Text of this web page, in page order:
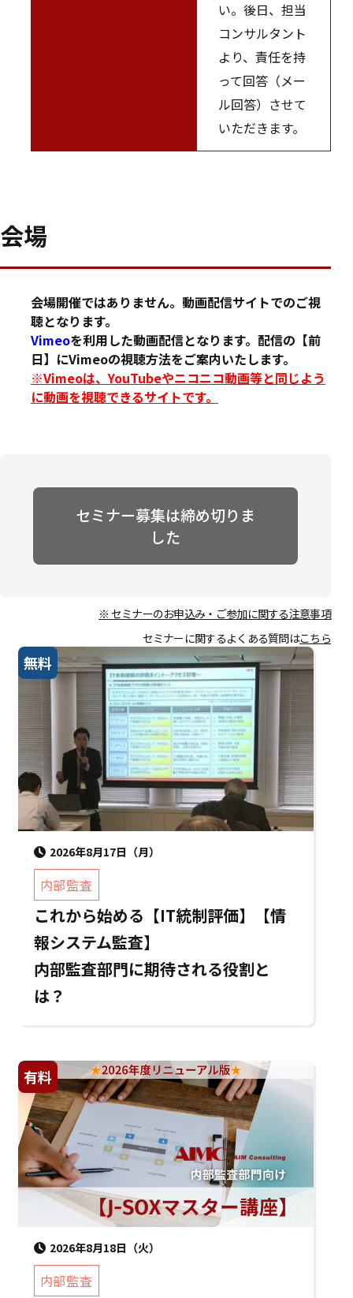
い。後日、担当
コンサルタント
より、責任を持
って回答（メー
ル回答）させて
いただきます。
会場
会場開催ではありません。動画配信サイトでのご視
聴となります。
Vimeoを利用した動画配信となります。配信の【前
日】にVimeoの視聴方法をご案内いたします。
※Vimeoは、YouTubeやニコニコ動画等と同じよう
に動画を視聴できるサイトです。
セミナー募集は締め切りま
した
※ セミナーのお申込み・ご参加に関する注意事項
セミナーに関するよくある質問はこちら
無料
2026年8月17日（月）
内部監査
これから始める【IT統制評価】【情
報システム監査】
内部監査部門に期待される役割と
は？
有料
2026年8月18日（火）
内部監査